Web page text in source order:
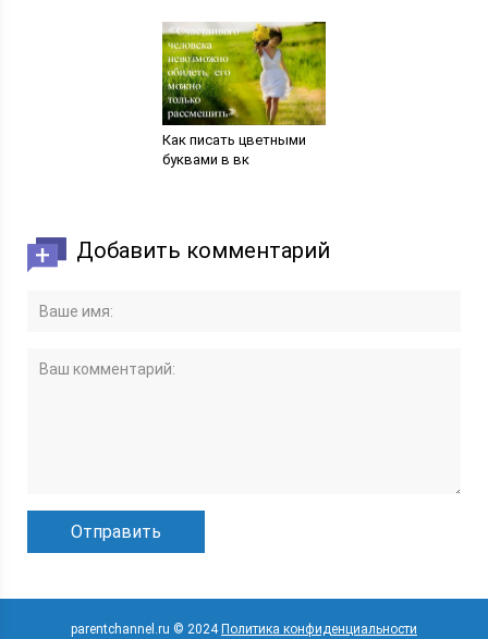
Как писать цветными
буквами в вк
Добавить комментарий
parentchannel.ru © 2024 Политика конфиденциальности